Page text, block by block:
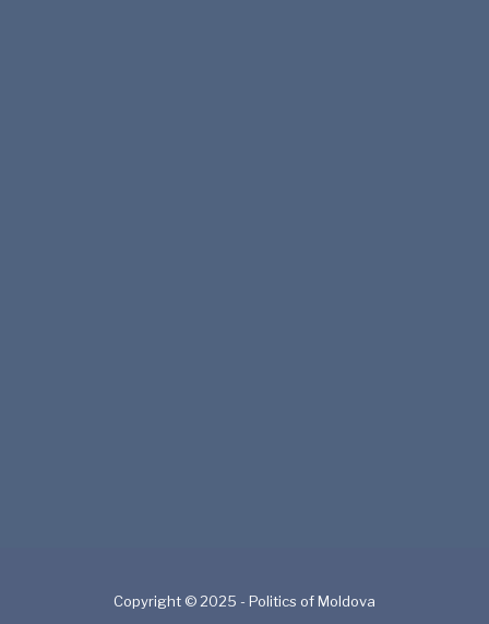
Copyright © 2025 - Politics of Moldova